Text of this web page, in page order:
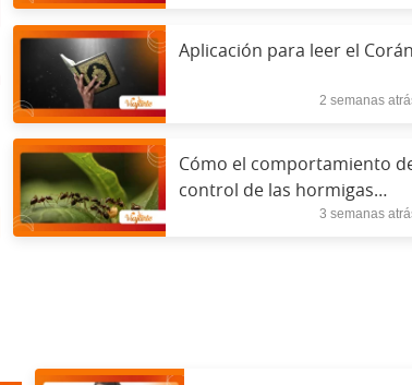
Aplicación para leer el Corán
2 semanas
Cómo el comportamiento
control de las hormigas
parásitas secuestra3 semanas